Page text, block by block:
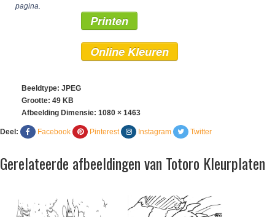
pagina.
Printen
Online Kleuren
Beeldtype: JPEG
Grootte: 49 KB
Afbeelding Dimensie: 1080 × 1463
Deel: Facebook Pinterest Instagram Twitter
Gerelateerde afbeeldingen van Totoro Kleurplaten